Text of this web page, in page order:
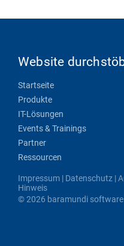
Website
Startseite
Produkte
IT-Lösungen
Events & Trainings
Partner
Ressourcen
Impressum | Datenschutz |
Hinweis
© 2026 baramundi software